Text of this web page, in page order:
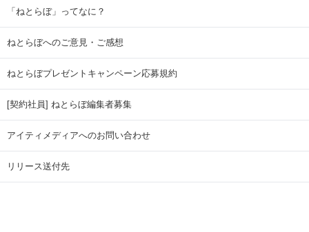
「ねとらぼ」ってなに？
ねとらぼへのご意見・ご感想
ねとらぼプレゼントキャンペーン応募規約
[契約社員] ねとらぼ編集者募集
アイティメディアへのお問い合わせ
リリース送付先